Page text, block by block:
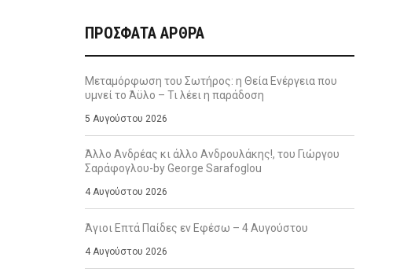
ΠΡΌΣΦΑΤΑ ΆΡΘΡΑ
Μεταμόρφωση του Σωτήρος: η Θεία Ενέργεια που
υμνεί το Άϋλο – Τι λέει η παράδοση
5 Αυγούστου 2026
Άλλο Ανδρέας κι άλλο Ανδρουλάκης!, του Γιώργου
Σαράφογλου-by George Sarafoglou
4 Αυγούστου 2026
Άγιοι Επτά Παίδες εν Εφέσω – 4 Αυγούστου
4 Αυγούστου 2026